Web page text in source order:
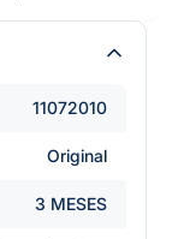
11072010
Original
3 MESES